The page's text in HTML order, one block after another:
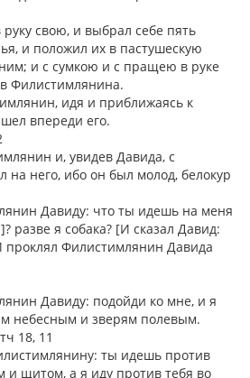
свою, и выбрал себе пять
и положил их в пастушескую
и с сумкою и с пращею в руке
Филистимлянина.
идя и приближаясь к
впереди его.
и, увидев Давида, с
на него, ибо он был молод, белокур
Давиду: что ты идешь на меня
разве я собака? [И сказал Давид:
проклял Филистимлянин Давида
Давиду: подойди ко мне, и я
небесным и зверям полевым.
18, 11
ты идешь против
и щитом, а я иду против тебя во